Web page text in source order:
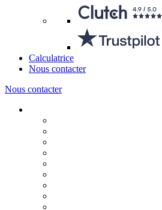
Calculatrice
Nous contacter
Nous contacter